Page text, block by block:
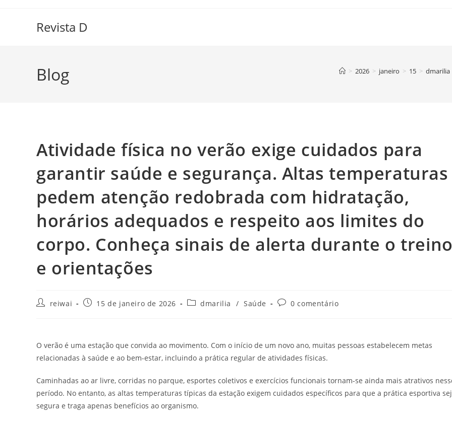
Revista D
Blog > 2026 > janeiro > 15 > dmarilia
Atividade física no verão exige cuidados para
garantir saúde e segurança. Altas temperaturas
pedem atenção redobrada com hidratação,
horários adequados e respeito aos limites do
corpo. Conheça sinais de alerta durante o treino
e orientações
Autorreiwai
Post15 de janeiro de 2026
Categoria
dmarilia / Saúde
Comentários
0 comentário
O verão é uma estação que convida ao movimento. Com o início de um novo ano, muitas pessoas estabelecem metas
relacionadas à saúde e ao bem-estar, incluindo a prática regular de atividades físicas.
Caminhadas ao ar livre, corridas no parque, esportes coletivos e exercícios funcionais tornam-se ainda mais atrativos
período. No entanto, as altas temperaturas típicas da estação exigem cuidados específicos para que a prática esportiva
segura e traga apenas benefícios ao organismo.